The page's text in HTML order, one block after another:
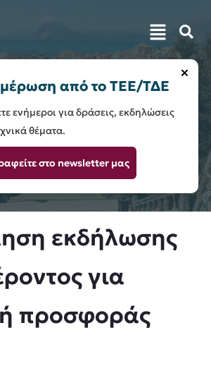
/ Ανακοινώσεις
για υποβολή προσφοράς
εκδήλωσης
για
προσφοράς
×
από το ΤΕΕ/ΤΔΕ
ενήμεροι για δράσεις, εκδηλώσεις
θέματα.
στο newsletter μας